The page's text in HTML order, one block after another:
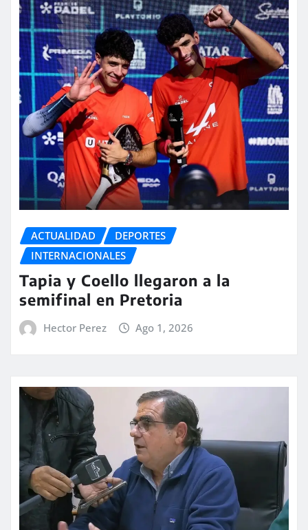
ACTUALIDAD
DEPORTES
INTERNACIONALES
Tapia y Coello llegaron a la
semifinal en Pretoria
Hector Perez Ago 1, 2026